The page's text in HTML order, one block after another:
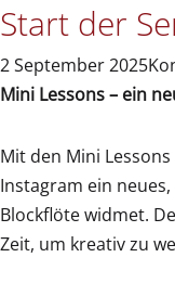
Start der
2 September 2025
Mini Lessons – ein
Mit den Mini
Instagram ein
Blockflöte widmet.
Zeit, um kreativ zu